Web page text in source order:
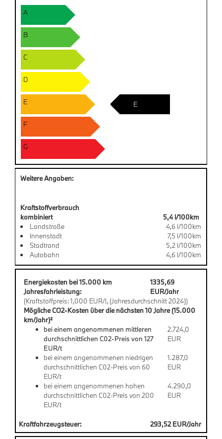
A
B
C
D
E
F
G
E
Weitere Angaben:
Kraftstoffverbrauch
kombiniert
5,4 l/100km
Landstraße
4,6 l/100km
Innenstadt
7,5 l/100km
Stadtrand
5,2 l/100km
Autobahn
4,6 l/100km
Energiekosten bei 15.000 km
Jahresfahrleistung:
1335,69
EUR/Jahr
(Kraftstoffpreis: 1,000 EUR/l, (Jahresdurchschnitt 2024))
Mögliche CO2-Kosten über die nächsten 10 Jahre (15.000
km/Jahr)²
bei einem angenommenen mittleren
durchschnittlichen C02-Preis von 127
EUR/t
2.724,0
EUR
bei einem angenommenen niedrigen
durchschnittlichen C02-Preis von 60
EUR/t
1.287,0
EUR
bei einem angenommenen hohen
durchschnittlichen C02-Preis von 200
EUR/t
4.290,0
EUR
Kraftfahrzeugsteuer: 293,52 EUR/Jahr